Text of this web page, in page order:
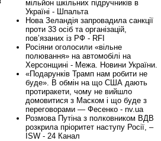
мільйон шкільних підручників в
Україні - Шпальта
Нова Зеландія запровадила санкції
проти 33 осіб та організацій,
пов’язаних із РФ - RFI
Росіяни оголосили «вільне
полювання» на автомобілі на
Херсонщині - Межа. Новини України.
«Подарунків Трамп нам робити не
буде». В обмін на що США дають
протиракети, чому не вийшло
домовитися з Маском і що буде з
переговорами — Фесенко - nv.ua
Розмова Путіна з полковником ВДВ
розкрила пріоритет наступу Росії, –
ISW - 24 Канал